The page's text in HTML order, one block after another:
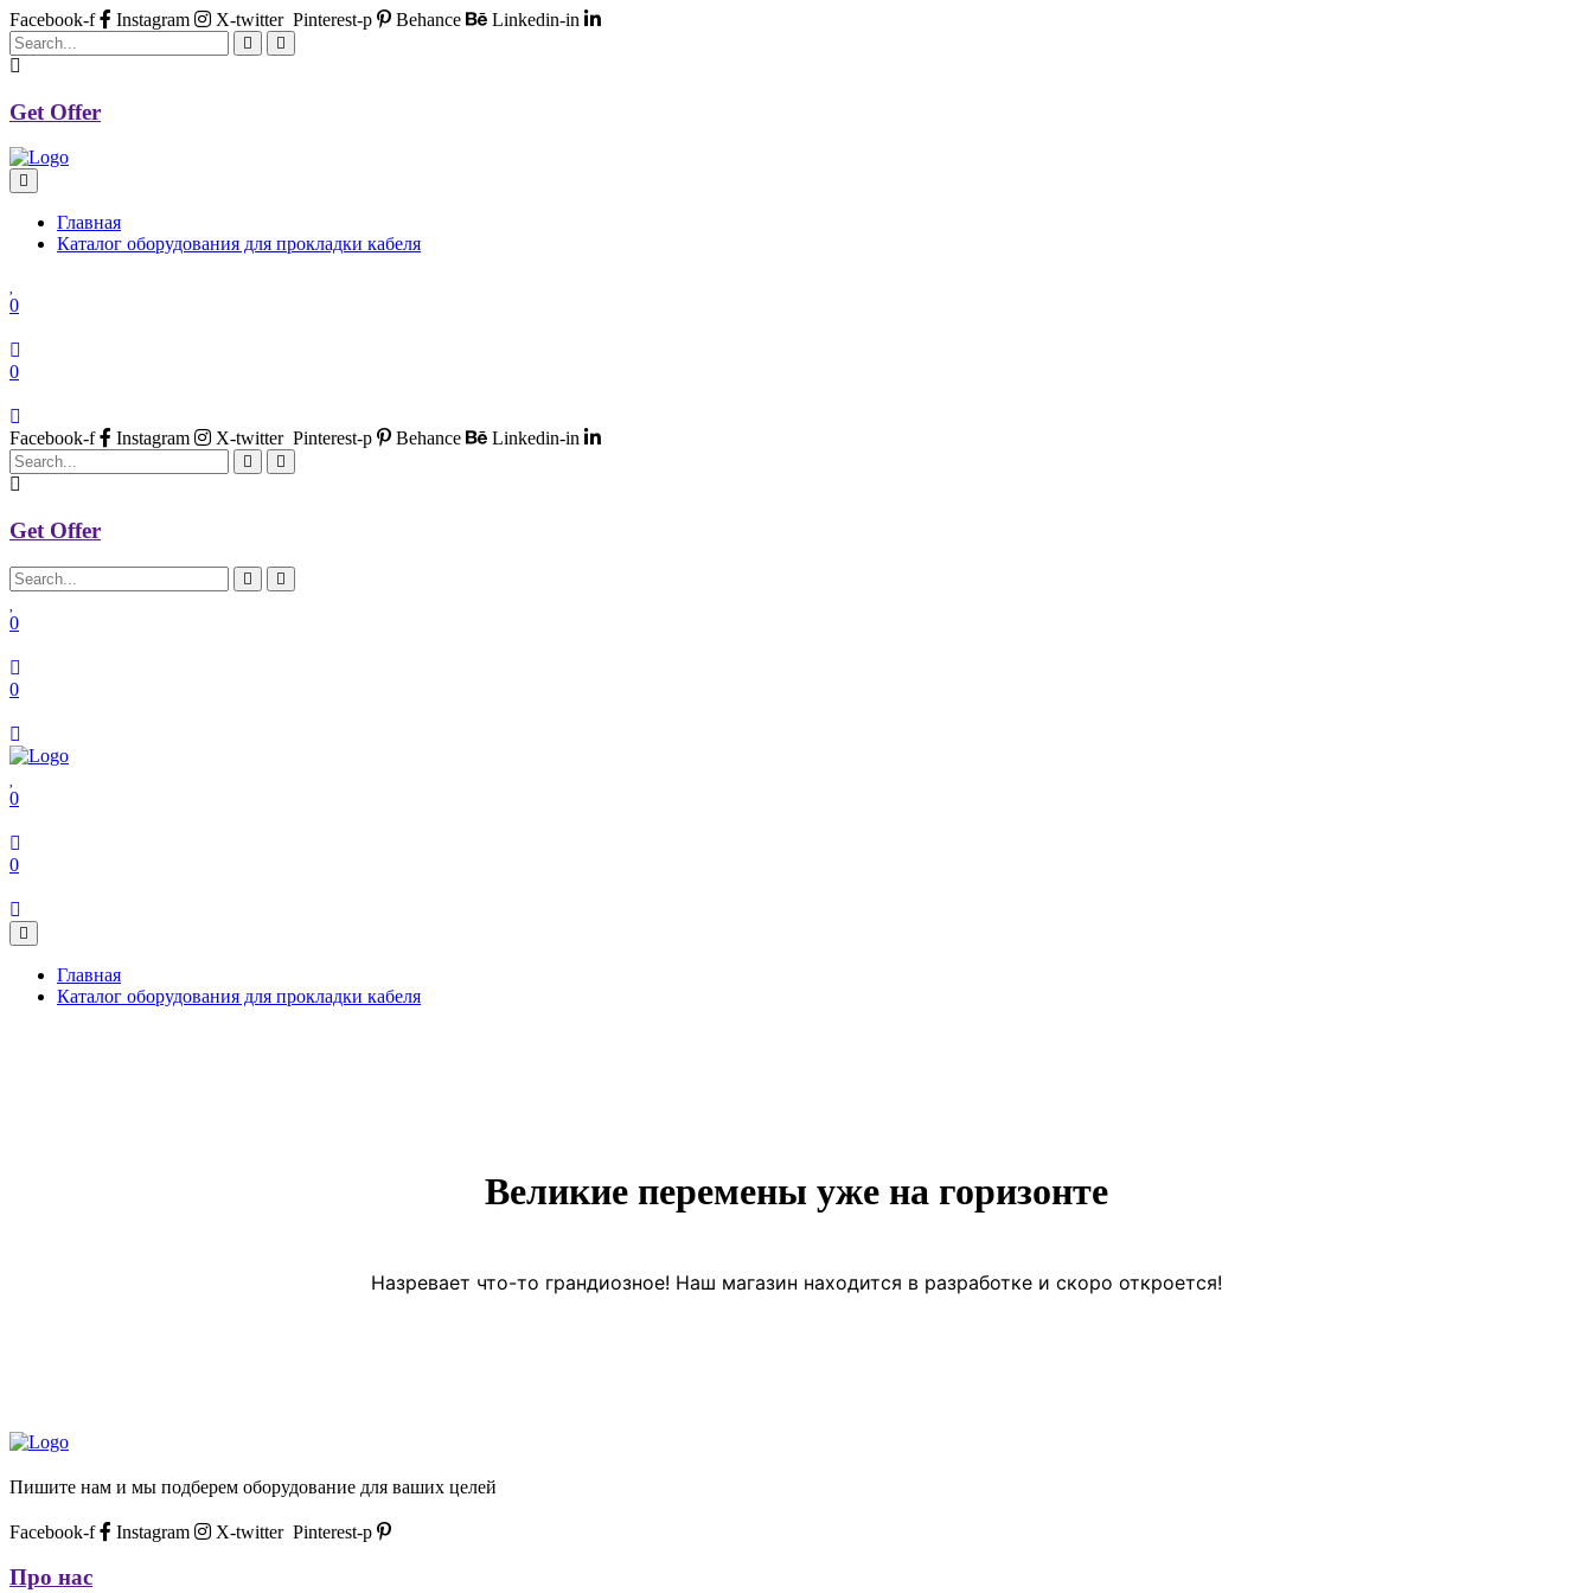
Facebook-f Instagram X-twitter Pinterest-p Behance Linkedin-in
Get Offer
Главная
Каталог оборудования для прокладки кабеля
0
0
Facebook-f Instagram X-twitter Pinterest-p Behance Linkedin-in
Get Offer
0
0
0
0
Главная
Каталог оборудования для прокладки кабеля
Великие перемены уже на горизонте
Назревает что-то грандиозное! Наш магазин находится в разработке и скоро откроется!
Пишите нам и мы подберем оборудование для ваших целей
Facebook-f Instagram X-twitter Pinterest-p
Про нас